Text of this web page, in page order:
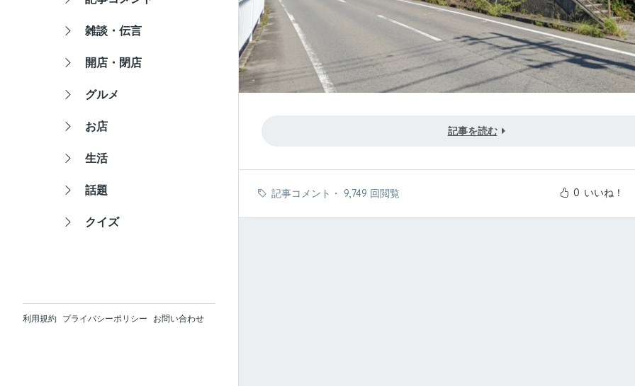
雑談・伝言
開店・閉店
グルメ
お店
生活
話題
クイズ
利用規約 プライバシーポリシー お問い合わせ
記事を読む
記事コメント ・ 9,749 回閲覧 0 いいね！